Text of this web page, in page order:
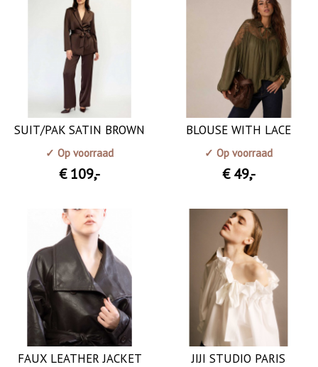
SUIT/PAK SATIN BROWN
✓ Op voorraad
€ 109,-
BLOUSE WITH LACE
✓ Op voorraad
€ 49,-
FAUX LEATHER JACKET
JIJI STUDIO PARIS